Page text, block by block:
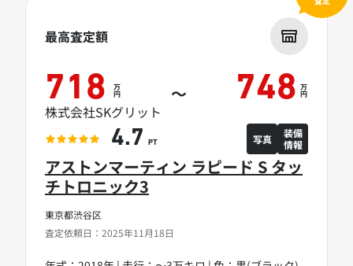
東京都渋谷区
査定依頼日：2025年11月18日
アストンマーティン ラピード S タッ
チトロニック3
最高査定額
718 万
円 ～ 748 万
円
株式会社SKグリット
4.7 PT 写真
装備
情報